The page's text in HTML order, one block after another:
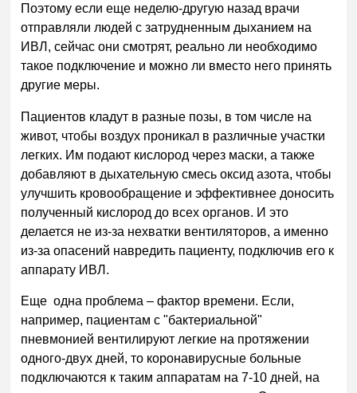
Поэтому если еще неделю-другую назад врачи
отправляли людей с затрудненным дыханием на
ИВЛ, сейчас они смотрят, реально ли необходимо
такое подключение и можно ли вместо него принять
другие меры.
Пациентов кладут в разные позы, в том числе на
живот, чтобы воздух проникал в различные участки
легких. Им подают кислород через маски, а также
добавляют в дыхательную смесь оксид азота, чтобы
улучшить кровообращение и эффективнее доносить
полученный кислород до всех органов. И это
делается не из-за нехватки вентиляторов, а именно
из-за опасений навредить пациенту, подключив его к
аппарату ИВЛ.
Еще одна проблема – фактор времени. Если,
например, пациентам с "бактериальной"
пневмонией вентилируют легкие на протяжении
одного-двух дней, то коронавирусные больные
подключаются к таким аппаратам на 7-10 дней, на